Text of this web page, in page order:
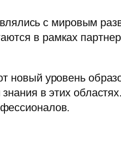
с мировым
в рамках
новый уровень
в этих